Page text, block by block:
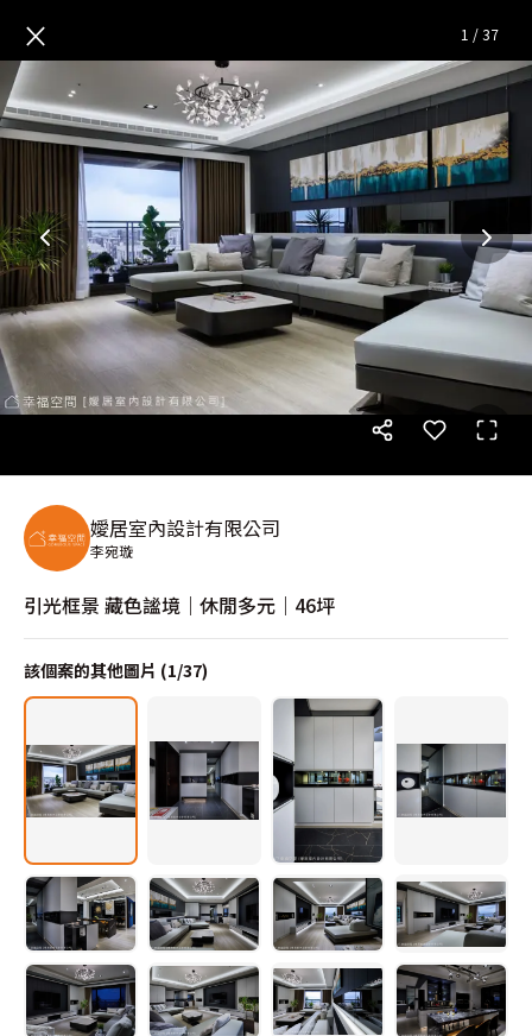
引光框景 藏色謐境｜休閒多元
× 1 /37
嬡居室內設計有限公司
李宛璇
引光框景 藏色謐境｜休閒多元｜46坪
該個案的其他圖片 (1/37)